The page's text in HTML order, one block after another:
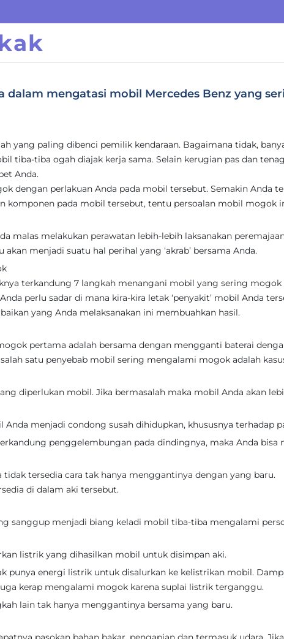
dalam mengatasi mobil Mercedes Benz yang
yang paling dibenci pemilik kendaraan. Bagaimana tidak,
tiba-tiba ogah diajak kerja sama. Selain kerugian pas dan
Anda.
dengan perlakuan Anda pada mobil tersebut. Semakin Anda
komponen pada mobil tersebut, tentu persoalan mobil mogok
malas melakukan perawatan lebih-lebih laksanakan
menjadi suatu hal perihal yang ‘akrab’ bersama Anda.
terkandung 7 langkah menangani mobil yang sering mogok
perlu sadar di mana kira-kira letak ‘penyakit’ mobil Anda
yang Anda melaksanakan ini membuahkan hasil.
pertama adalah bersama dengan mengganti baterai
satu penyebab mobil sering mengalami mogok adalah
diperlukan mobil. Jika bermasalah maka mobil Anda akan
menjadi condong susah dihidupkan, khususnya terhadap
penggelembungan pada dindingnya, maka Anda bisa
tidak tersedia cara tak hanya menggantinya dengan yang baru.
di dalam aki tersebut.
sanggup menjadi biang keladi mobil tiba-tiba mengalami
listrik yang dihasilkan mobil untuk disimpan aki.
punya energi listrik untuk disalurkan ke kelistrikan mobil.
kerap mengalami mogok karena suplai listrik terganggu.
lain tak hanya menggantinya bersama yang baru.